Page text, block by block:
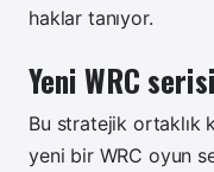
haklar tanıyor.
Yeni WRC
Bu stratejik ortaklık
yeni bir WRC oyun